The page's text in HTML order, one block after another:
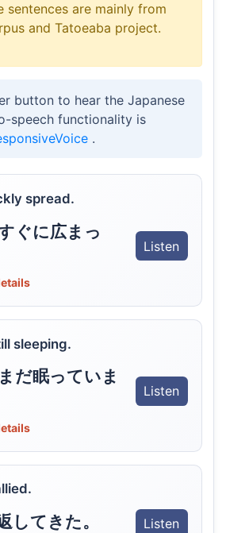
sentences are mainly from
and Tatoeaba project.
button to hear the Japanese
speech functionality is
.
spread.
ぐに広まっ
Listen
sleeping.
だ眠っていま
Listen
してきた。 Listen